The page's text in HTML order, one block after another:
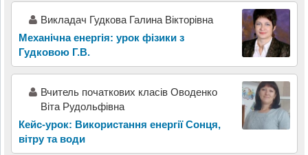
Викладач Гудкова Галина Вікторівна
Механічна енергія: урок фізики з
Гудковою Г.В.
Вчитель початкових класів Оводенко
Віта Рудольфівна
Кейс-урок: Використання енергії Сонця,
вітру та води